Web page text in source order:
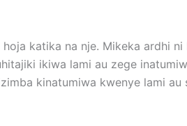
katika na nje. Mikeka ardhi
ikiwa lami au zege
kinatumiwa kwenye lami au